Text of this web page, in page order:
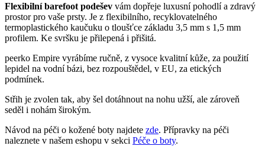
Flexibilní barefoot podešev vám dopřeje luxusní pohodlí a zdravý
prostor pro vaše prsty. Je z flexibilního, recyklovatelného
termoplastického kaučuku o tloušťce základu 3,5 mm s 1,5 mm
profilem. Ke svršku je přilepená i přišitá.
peerko Empire vyrábíme ručně, z vysoce kvalitní kůže, za použití
lepidel na vodní bázi, bez rozpouštědel, v EU, za etických
podmínek.
Střih je zvolen tak, aby šel dotáhnout na nohu užší, ale zároveň
seděl i nohám širokým.
Návod na péči o kožené boty najdete zde. Přípravky na péči
naleznete v našem eshopu v sekci Péče o boty.